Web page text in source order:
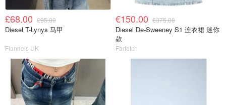
£68.00 £95.00
Diesel T-Lynys 马甲
Flannels UK
€150.00 €375.00
Diesel De-Sweeney S1 连衣裙 迷你
款
Farfetch